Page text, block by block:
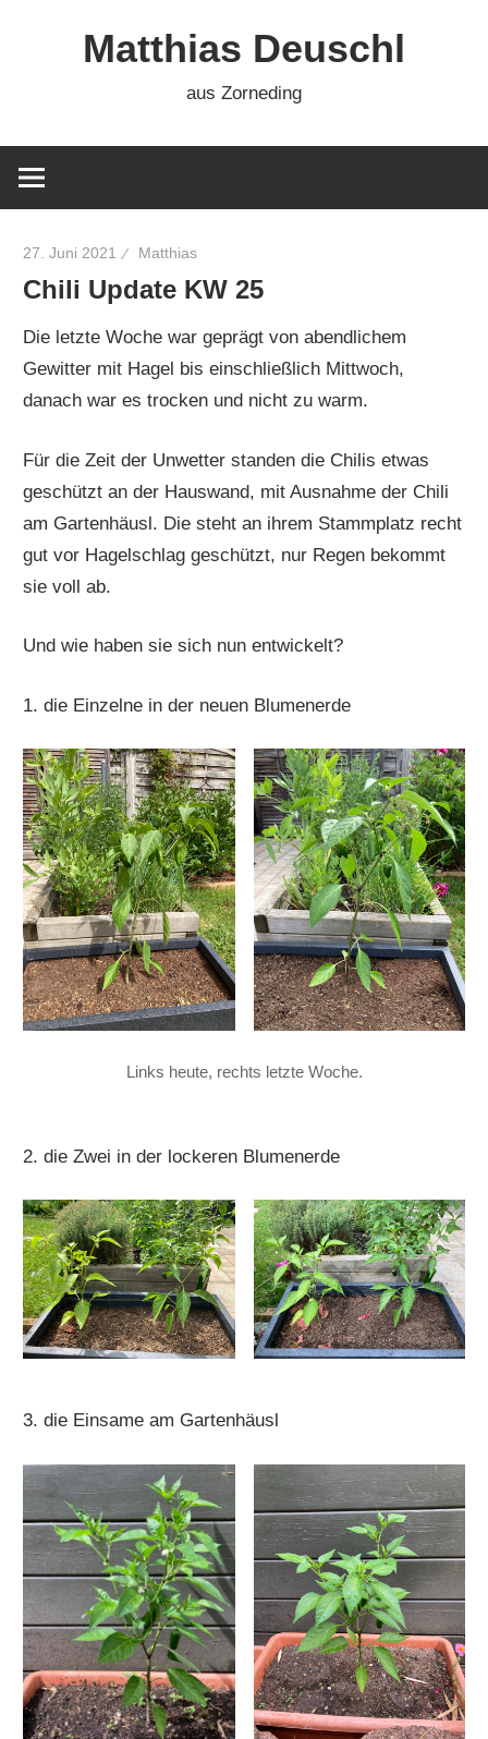
Matthias Deuschl
aus Zorneding
27. Juni 2021 Matthias
Chili Update KW 25
Die letzte Woche war geprägt von abendlichem
Gewitter mit Hagel bis einschließlich Mittwoch,
danach war es trocken und nicht zu warm.
Für die Zeit der Unwetter standen die Chilis etwas
geschützt an der Hauswand, mit Ausnahme der Chili
am Gartenhäusl. Die steht an ihrem Stammplatz recht
gut vor Hagelschlag geschützt, nur Regen bekommt
sie voll ab.
Und wie haben sie sich nun entwickelt?
1. die Einzelne in der neuen Blumenerde
Links heute, rechts letzte Woche.
2. die Zwei in der lockeren Blumenerde
3. die Einsame am Gartenhäusl